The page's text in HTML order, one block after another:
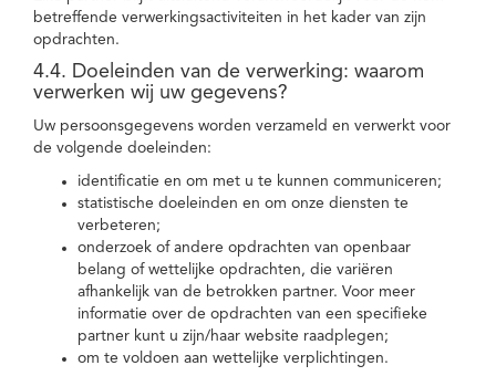
betreffende verwerkingsactiviteiten in het kader van zijn
opdrachten.
4.4. Doeleinden van de verwerking: waarom
verwerken wij uw gegevens?
Uw persoonsgegevens worden verzameld en verwerkt voor
de volgende doeleinden:
identificatie en om met u te kunnen communiceren;
statistische doeleinden en om onze diensten te
verbeteren;
onderzoek of andere opdrachten van openbaar
belang of wettelijke opdrachten, die variëren
afhankelijk van de betrokken partner. Voor meer
informatie over de opdrachten van een specifieke
partner kunt u zijn/haar website raadplegen;
om te voldoen aan wettelijke verplichtingen.